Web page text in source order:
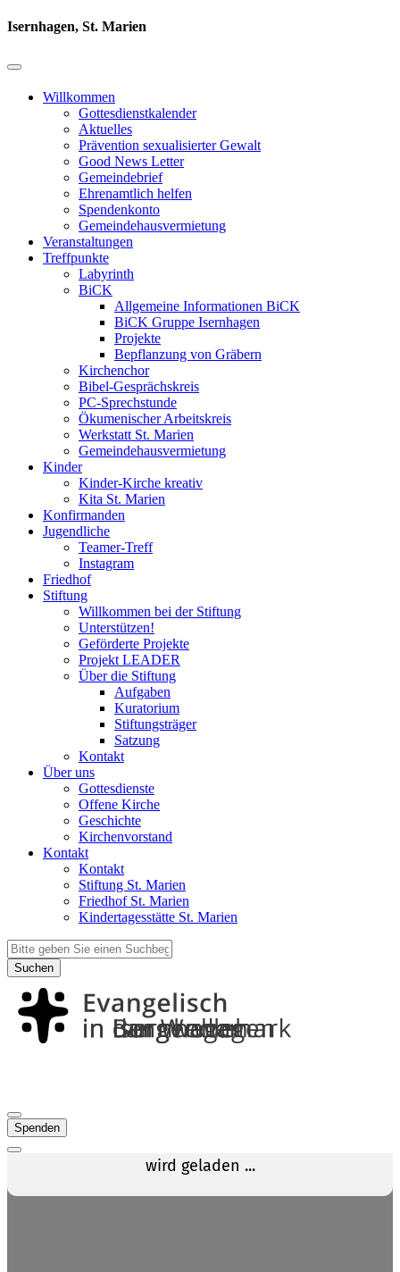
Isernhagen, St. Marien
Willkommen
Gottesdienstkalender
Aktuelles
Prävention sexualisierter Gewalt
Good News Letter
Gemeindebrief
Ehrenamtlich helfen
Spendenkonto
Gemeindehausvermietung
Veranstaltungen
Treffpunkte
Labyrinth
BiCK
Allgemeine Informationen BiCK
BiCK Gruppe Isernhagen
Projekte
Bepflanzung von Gräbern
Kirchenchor
Bibel-Gesprächskreis
PC-Sprechstunde
Ökumenischer Arbeitskreis
Werkstatt St. Marien
Gemeindehausvermietung
Kinder
Kinder-Kirche kreativ
Kita St. Marien
Konfirmanden
Jugendliche
Teamer-Treff
Instagram
Friedhof
Stiftung
Willkommen bei der Stiftung
Unterstützen!
Geförderte Projekte
Projekt LEADER
Über die Stiftung
Aufgaben
Kuratorium
Stiftungsträger
Satzung
Kontakt
Über uns
Gottesdienste
Offene Kirche
Geschichte
Kirchenvorstand
Kontakt
Kontakt
Stiftung St. Marien
Friedhof St. Marien
Kindertagesstätte St. Marien
Suchen
Spenden